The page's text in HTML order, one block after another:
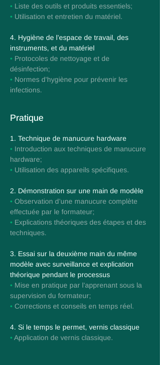
• Liste des outils et produits essentiels;
• Utilisation et entretien du matériel.
4. Hygiène de l’espace de travail, des
instruments, et du matériel
• Protocoles de nettoyage et de
désinfection;
• Normes d'hygiène pour prévenir les
infections.
Pratique
1. Technique de manucure hardware
• Introduction aux techniques de manucure
hardware;
• Utilisation des appareils spécifiques.
2. Démonstration sur une main de modèle
• Observation d’une manucure complète
effectuée par le formateur;
• Explications théoriques des étapes et des
techniques.
3. Essai sur la deuxième main du même
modèle avec surveillance et explication
théorique pendant le processus
• Mise en pratique par l’apprenant sous la
supervision du formateur;
• Corrections et conseils en temps réel.
4. Si le temps le permet, vernis classique
•Application de vernis classique.